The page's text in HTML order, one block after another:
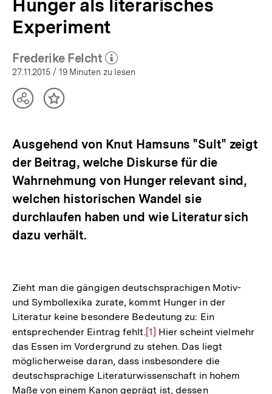
Hunger als literarisches
Experiment
Frederike Felcht
(Mehr zum Autor)
öffnen
27.11.2015 / 19 Minuten zu lesen
TeilenInhalt
Ausgehend von Knut Hamsuns "Sult" zeigt
der Beitrag, welche Diskurse für die
Wahrnehmung von Hunger relevant sind,
welchen historischen Wandel sie
durchlaufen haben und wie Literatur sich
dazu verhält.
Zieht man die gängigen deutschsprachigen Motiv-
und Symbollexika zurate, kommt Hunger in der
Literatur keine besondere Bedeutung zu: Ein
entsprechender Eintrag fehlt.Zur
Auflösung
der
Fußnote
[1] Hier scheint vielmehr
das Essen im Vordergrund zu stehen. Das liegt
möglicherweise daran, dass insbesondere die
deutschsprachige Literaturwissenschaft in hohem
Maße von einem Kanon geprägt ist, dessen